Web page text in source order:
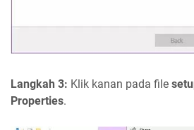
Langkah 3: Klik kanan pada file
Properties.